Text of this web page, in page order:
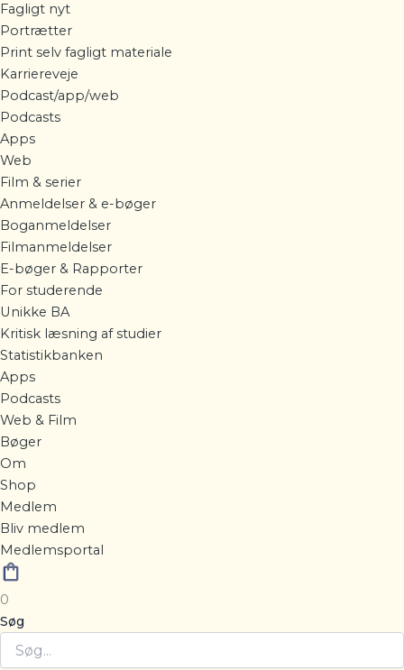
Fagligt nyt
Portrætter
Print selv fagligt materiale
Karriereveje
Podcast/app/web
Podcasts
Apps
Web
Film & serier
Anmeldelser & e-bøger
Boganmeldelser
Filmanmeldelser
E-bøger & Rapporter
For studerende
Unikke BA
Kritisk læsning af studier
Statistikbanken
Apps
Podcasts
Web & Film
Bøger
Om
Shop
Medlem
Bliv medlem
Medlemsportal
0
Søg